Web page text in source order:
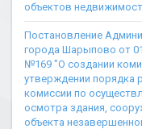
объектов
Постановление
города Шарыпово от
№169 "О создании
утверждении порядка
комиссии по
осмотра здания,
объекта